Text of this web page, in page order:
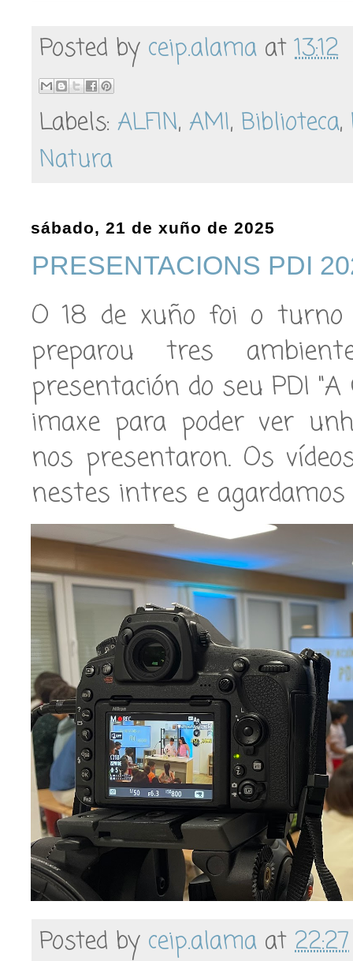
Posted by ceip.alama at13:12
Labels: ALFIN, AMI, Biblioteca,
Natura
sábado, 21 de xuño de 2025
PRESENTACIONS PDI
O 18 de xuño foi o turno
preparou tres
presentación do seu PDI
imaxe para poder ver
nos presentaron. Os
nestes intres e
Posted by ceip.alama at 22:27